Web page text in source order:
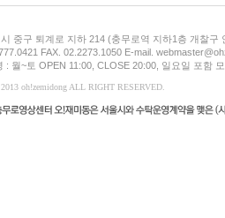
중구 퇴계로 지하 214 (충무로역 지하1층 개찰구
FAX. 02.2273.1050 E-mail.
: 월~토 OPEN 11:00, CLOSE 20:00, 일요일 포함
oh!zemidong ALL RIGHT RESERVED.